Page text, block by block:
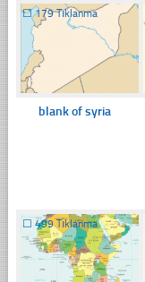
☐179 Tıklanma
blank of syria
☐ 499 Tıklanma